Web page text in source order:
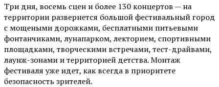
Три дня, восемь сцен и более 130 концертов — на
территории развернется большой фестивальный город
с мощеными дорожками, бесплатными питьевыми
фонтанчиками, лунапарком, лекторием, спортивными
площадками, творческими встречами, тест-драйвами,
лаунж-зонами и территорией детства. Монтаж
фестиваля уже идет, как всегда в приоритете
безопасность зрителей.